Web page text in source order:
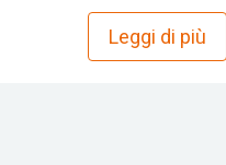
Leggi di più